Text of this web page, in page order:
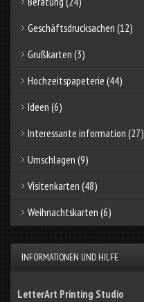
Geschäftsdrucksachen (12)
Grußkarten (3)
Hochzeitspapeterie (44)
Ideen (6)
Interessante information (27)
Umschlagen (9)
Visitenkarten (48)
Weihnachtskarten (6)
INFORMATIONEN UND HILFE
LetterArt Printing Studio